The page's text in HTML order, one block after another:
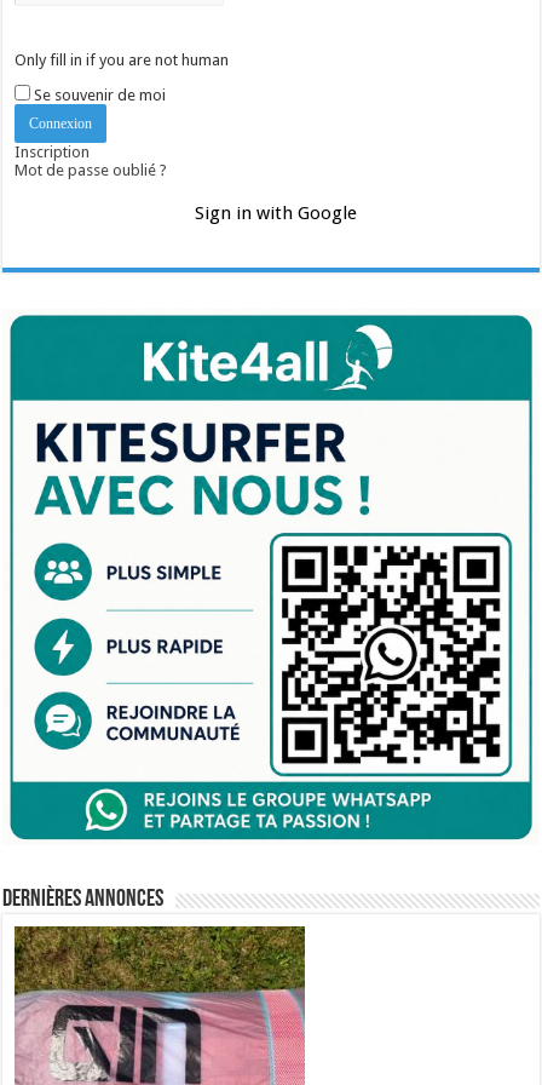
Only fill in if you are not human
Se souvenir de moi
Inscription
Mot de passe oublié ?
Sign in with Google
Dernières annonces